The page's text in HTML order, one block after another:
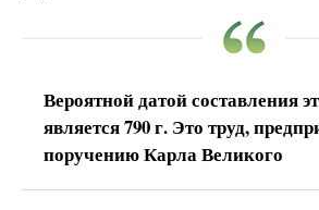
Вероятной датой составления
является 790 г. Это труд,
поручению Карла Великого